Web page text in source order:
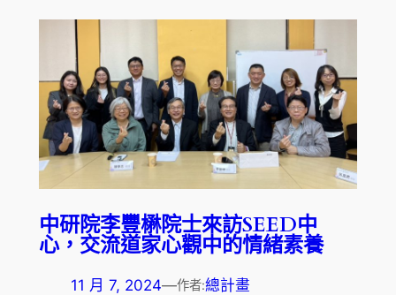
中研院李豐楙院士來訪SEED中
心，交流道家心觀中的情緒素養
11 月 7, 2024—作者:總計畫